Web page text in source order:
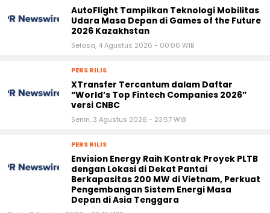
AutoFlight Tampilkan Teknologi Mobilitas
Udara Masa Depan di Games of the Future
2026 Kazakhstan
Selasa, 4 Agustus 2026 - 00:06 WIB
PERS RILIS
XTransfer Tercantum dalam Daftar
“World’s Top Fintech Companies 2026”
versi CNBC
Senin, 3 Agustus 2026 - 23:57 WIB
PERS RILIS
Envision Energy Raih Kontrak Proyek PLTB
dengan Lokasi di Dekat Pantai
Berkapasitas 200 MW di Vietnam, Perkuat
Pengembangan Sistem Energi Masa
Depan di Asia Tenggara